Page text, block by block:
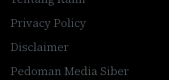
Privacy Policy
Disclaimer
Pedoman Media Siber